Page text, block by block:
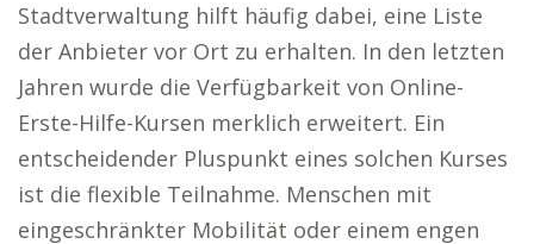
Stadtverwaltung hilft häufig dabei, eine Liste
der Anbieter vor Ort zu erhalten. In den letzten
Jahren wurde die Verfügbarkeit von Online-
Erste-Hilfe-Kursen merklich erweitert. Ein
entscheidender Pluspunkt eines solchen Kurses
ist die flexible Teilnahme. Menschen mit
eingeschränkter Mobilität oder einem engen